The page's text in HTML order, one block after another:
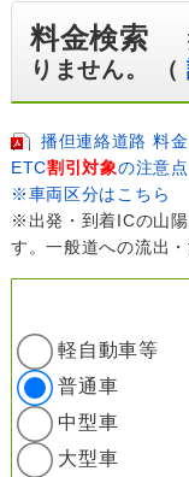
料金検索
りません。 （
播但連絡道路 料金
ETC割引対象の注意点
※車両区分はこちら
※出発・到着ICの山
す。一般道への流出
軽自動車等
普通車
中型車
大型車